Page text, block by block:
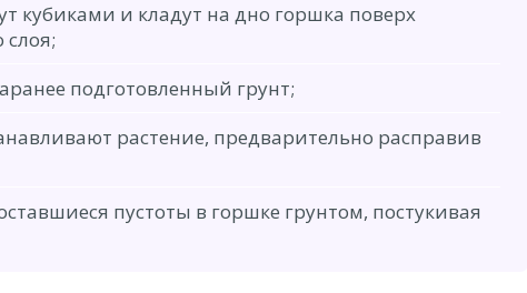
кубиками и кладут на дно горшка поверх
подготовленный грунт;
растение, предварительно расправив
пустоты в горшке грунтом, постукивая